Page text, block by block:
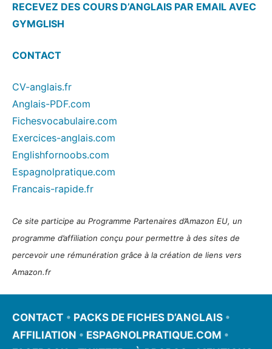
RECEVEZ DES COURS D’ANGLAIS PAR EMAIL AVEC
GYMGLISH
CONTACT
CV-anglais.fr
Anglais-PDF.com
Fichesvocabulaire.com
Exercices-anglais.com
Englishfornoobs.com
Espagnolpratique.com
Francais-rapide.fr
Ce site participe au Programme Partenaires d’Amazon EU, un
programme d’affiliation conçu pour permettre à des sites de
percevoir une rémunération grâce à la création de liens vers
Amazon.fr
CONTACT • PACKS DE FICHES D’ANGLAIS •
AFFILIATION • ESPAGNOLPRATIQUE.COM •